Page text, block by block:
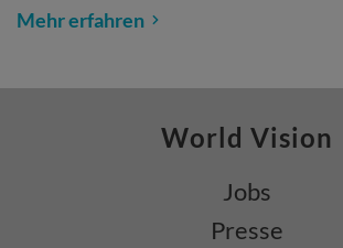
Mehr erfahren
World Vision
Jobs
Presse